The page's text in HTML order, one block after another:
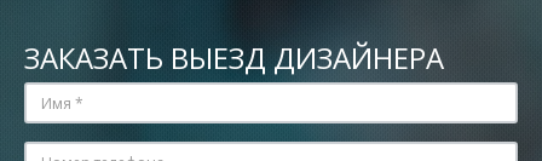
ЗАКАЗАТЬ ВЫЕЗД ДИЗАЙНЕРА